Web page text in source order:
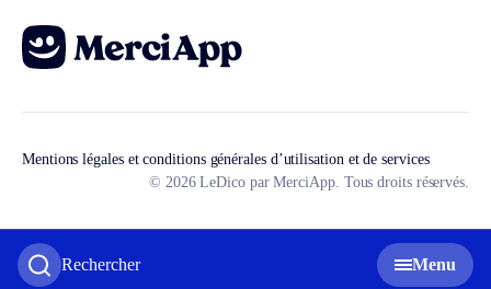
Rechercher Menu
Mentions légales et conditions générales d’utilisation et de services
© 2026 LeDico par MerciApp. Tous droits réservés.